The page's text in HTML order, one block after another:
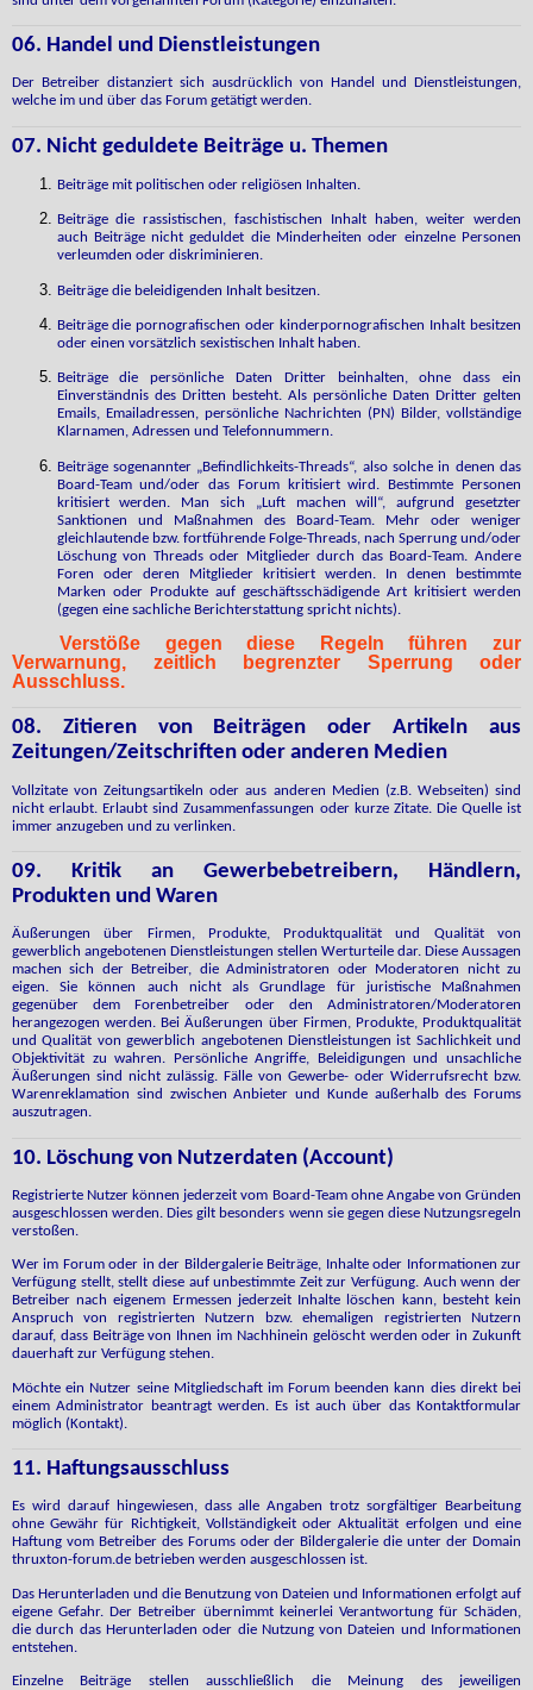
06. Handel und Dienstleistungen
Der Betreiber distanziert sich ausdrücklich von Handel und Dienstleistungen,
welche im und über das Forum getätigt werden.
07. Nicht geduldete Beiträge u. Themen
Beiträge mit politischen oder religiösen Inhalten.
Beiträge die rassistischen, faschistischen Inhalt haben, weiter werden
auch Beiträge nicht geduldet die Minderheiten oder einzelne Personen
verleumden oder diskriminieren.
Beiträge die beleidigenden Inhalt besitzen.
Beiträge die pornografischen oder kinderpornografischen Inhalt besitzen
oder einen vorsätzlich sexistischen Inhalt haben.
Beiträge die persönliche Daten Dritter beinhalten, ohne dass ein
Einverständnis des Dritten besteht. Als persönliche Daten Dritter gelten
Emails, Emailadressen, persönliche Nachrichten (PN) Bilder, vollständige
Klarnamen, Adressen und Telefonnummern.
Beiträge sogenannter „Befindlichkeits-Threads“, also solche in denen das
Board-Team und/oder das Forum kritisiert wird. Bestimmte Personen
kritisiert werden. Man sich „Luft machen will“, aufgrund gesetzter
Sanktionen und Maßnahmen des Board-Team. Mehr oder weniger
gleichlautende bzw. fortführende Folge-Threads, nach Sperrung und/oder
Löschung von Threads oder Mitglieder durch das Board-Team. Andere
Foren oder deren Mitglieder kritisiert werden. In denen bestimmte
Marken oder Produkte auf geschäftsschädigende Art kritisiert werden
(gegen eine sachliche Berichterstattung spricht nichts).
Verstöße gegen diese Regeln führen zur
Verwarnung, zeitlich begrenzter Sperrung oder
Ausschluss.
08. Zitieren von Beiträgen oder Artikeln aus
Zeitungen/Zeitschriften oder anderen Medien
Vollzitate von Zeitungsartikeln oder aus anderen Medien (z.B. Webseiten) sind
nicht erlaubt. Erlaubt sind Zusammenfassungen oder kurze Zitate. Die Quelle ist
immer anzugeben und zu verlinken.
09. Kritik an Gewerbebetreibern, Händlern,
Produkten und Waren
Äußerungen über Firmen, Produkte, Produktqualität und Qualität von
gewerblich angebotenen Dienstleistungen stellen Werturteile dar. Diese Aussagen
machen sich der Betreiber, die Administratoren oder Moderatoren nicht zu
eigen. Sie können auch nicht als Grundlage für juristische Maßnahmen
gegenüber dem Forenbetreiber oder den Administratoren/Moderatoren
herangezogen werden. Bei Äußerungen über Firmen, Produkte, Produktqualität
und Qualität von gewerblich angebotenen Dienstleistungen ist Sachlichkeit und
Objektivität zu wahren. Persönliche Angriffe, Beleidigungen und unsachliche
Äußerungen sind nicht zulässig. Fälle von Gewerbe- oder Widerrufsrecht bzw.
Warenreklamation sind zwischen Anbieter und Kunde außerhalb des Forums
auszutragen.
10. Löschung von Nutzerdaten (Account)
Registrierte Nutzer können jederzeit vom Board-Team ohne Angabe von Gründen
ausgeschlossen werden. Dies gilt besonders wenn sie gegen diese Nutzungsregeln
verstoßen.
Wer im Forum oder in der Bildergalerie Beiträge, Inhalte oder Informationen zur
Verfügung stellt, stellt diese auf unbestimmte Zeit zur Verfügung. Auch wenn der
Betreiber nach eigenem Ermessen jederzeit Inhalte löschen kann, besteht kein
Anspruch von registrierten Nutzern bzw. ehemaligen registrierten Nutzern
darauf, dass Beiträge von Ihnen im Nachhinein gelöscht werden oder in Zukunft
dauerhaft zur Verfügung stehen.
Möchte ein Nutzer seine Mitgliedschaft im Forum beenden kann dies direkt bei
einem Administrator beantragt werden. Es ist auch über das Kontaktformular
möglich (Kontakt).
11. Haftungsausschluss
Es wird darauf hingewiesen, dass alle Angaben trotz sorgfältiger Bearbeitung
ohne Gewähr für Richtigkeit, Vollständigkeit oder Aktualität erfolgen und eine
Haftung vom Betreiber des Forums oder der Bildergalerie die unter der Domain
thruxton-forum.de betrieben werden ausgeschlossen ist.
Das Herunterladen und die Benutzung von Dateien und Informationen erfolgt auf
eigene Gefahr. Der Betreiber übernimmt keinerlei Verantwortung für Schäden,
die durch das Herunterladen oder die Nutzung von Dateien und Informationen
entstehen.
Einzelne Beiträge stellen ausschließlich die Meinung des jeweiligen